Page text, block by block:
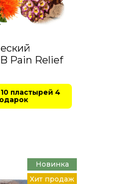
Pain Relief
пластырей 4
Новинка
Хит продаж